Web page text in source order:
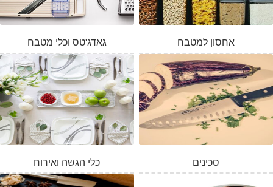
גאדג'טס וכלי מטבח אחסון למטבח
כלי הגשה ואירוח סכינים